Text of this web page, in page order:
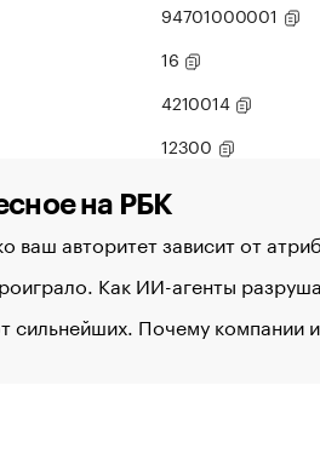
94701000001
16
4210014
12300
на РБК
ваш авторитет зависит от
Как ИИ-агенты
сильнейших. Почему компании